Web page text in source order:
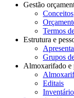
Gestão
Conceitos
Termos
Estrutura e
Grupos
Almoxarifado e
Editais